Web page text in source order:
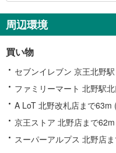
関
す
情
報
周辺環境
買い物
セブンイレブン 京王北野
ファミリーマート 北野駅
A LoT 北野改札店まで63m
京王ストア 北野店まで
スーパーアルプス 北野店